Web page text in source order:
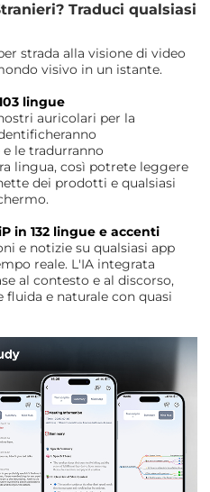
Traduci qualsiasi
strada alla visione di video
visivo in un istante.
lingue
auricolari per la
le tradurranno
lingua, così potrete leggere
dei prodotti e qualsiasi
in 132 lingue e accenti
e notizie su qualsiasi app
reale. L'IA integrata
al contesto e al discorso,
e naturale con quasi